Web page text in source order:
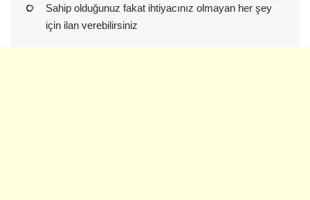
Sahip olduğunuz fakat ihtiyacınız olmayan her şey
için ilan verebilirsiniz